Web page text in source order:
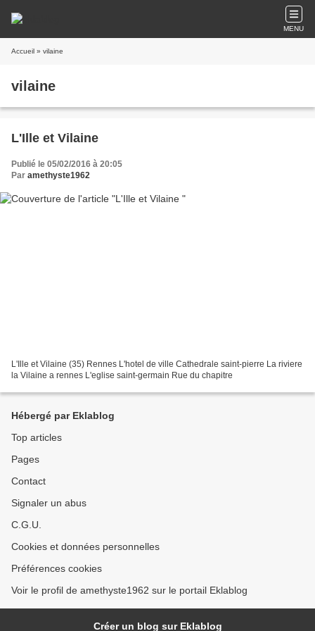
MENU
Accueil » vilaine
vilaine
L'Ille et Vilaine
Publié le 05/02/2016 à 20:05
Par amethyste1962
L'Ille et Vilaine (35) Rennes L'hotel de ville Cathedrale saint-pierre La riviere
la Vilaine a rennes L'eglise saint-germain Rue du chapitre
Hébergé par Eklablog
Top articles
Pages
Contact
Signaler un abus
C.G.U.
Cookies et données personnelles
Préférences cookies
Voir le profil de amethyste1962 sur le portail Eklablog
Créer un blog sur Eklablog